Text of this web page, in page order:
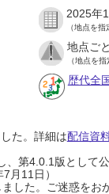
2025年
（地点を指
地点ご
（地点を
歴代全
た。詳細は配信資
第4.0.1版として
月11日）
した。ご迷惑をお